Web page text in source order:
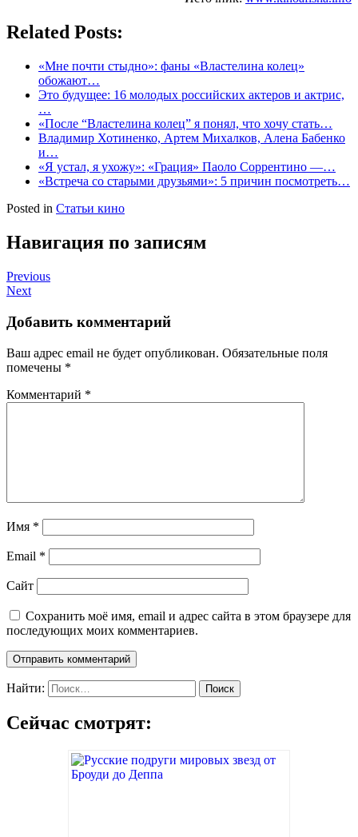
Related Posts:
«Мне почти стыдно»: фаны «Властелина колец»
обожают…
Это будущее: 16 молодых российских актеров и актрис,
…
«После “Властелина колец” я понял, что хочу стать…
Владимир Хотиненко, Артем Михалков, Алена Бабенко
и…
«Я устал, я ухожу»: «Грация» Паоло Соррентино —…
«Встреча со старыми друзьями»: 5 причин посмотреть…
Posted in Статьи кино
Навигация по записям
Previous
Next
Добавить комментарий
Ваш адрес email не будет опубликован. Обязательные поля
помечены *
Комментарий *
Имя *
Email *
Сайт
Сохранить моё имя, email и адрес сайта в этом браузере для
последующих моих комментариев.
Найти:
Сейчас смотрят: